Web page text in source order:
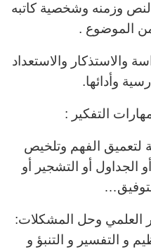
وزمنه وشخصية كاتبه
الموضوع .
والاستذكار والاستعداد
وأدائها.
التفكير :
لتعميق الفهم وتلخيص
الجداول أو التشجير أو
العلمي وحل المشكلات:
و التفسير و التنبؤ و